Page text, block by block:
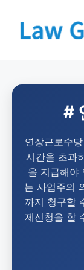
#
연장근로수
시간을 초과
을 지급해야
는 사업주의
까지 청구할
제신청을 할